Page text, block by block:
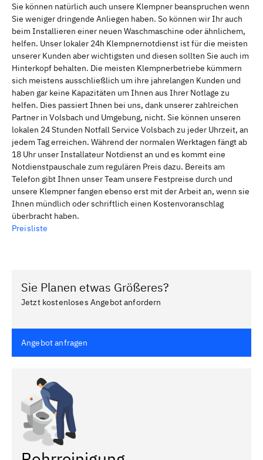
Sie können natürlich auch unsere Klempner beanspruchen wenn
Sie weniger dringende Anliegen haben. So können wir Ihr auch
beim Installieren einer neuen Waschmaschine oder ähnlichem,
helfen. Unser lokaler 24h Klempnernotdienst ist für die meisten
unserer Kunden aber wichtigsten und diesen sollten Sie auch im
Hinterkopf behalten. Die meisten Klempnerbetriebe kümmern
sich meistens ausschließlich um ihre jahrelangen Kunden und
haben gar keine Kapazitäten um Ihnen aus Ihrer Notlage zu
helfen. Dies passiert Ihnen bei uns, dank unserer zahlreichen
Partner in Volsbach und Umgebung, nicht. Sie können unseren
lokalen 24 Stunden Notfall Service Volsbach zu jeder Uhrzeit, an
jedem Tag erreichen. Während der normalen Werktagen fängt ab
18 Uhr unser Installateur Notdienst an und es kommt eine
Notdienstpauschale zum regulären Preis dazu. Bereits am
Telefon gibt Ihnen unser Team unsere Festpreise durch und
unsere Klempner fangen ebenso erst mit der Arbeit an, wenn sie
Ihnen mündlich oder schriftlich einen Kostenvoranschlag
überbracht haben.
Preisliste
Sie Planen etwas Größeres?
Jetzt kostenloses Angebot anfordern
Angebot anfragen